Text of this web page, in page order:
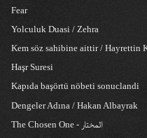
Fear
Yolculuk Duasi / Zehra
Kem söz sahibine aittir / Hayrettin
Haşr Suresi
Kapıda başörtü nöbeti sonuclandi
Dengeler Adına / Hakan Albayrak
The Chosen One - المختار